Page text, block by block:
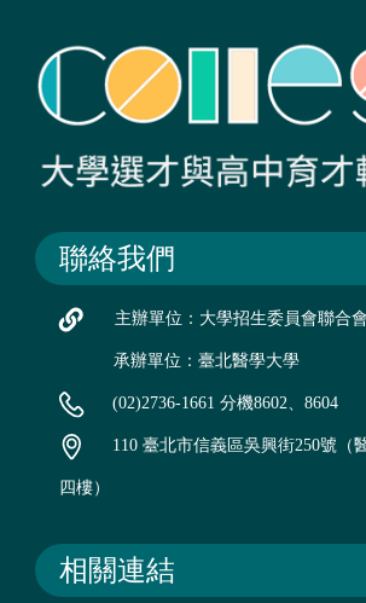
聯絡我們
主辦單位：大學招生委員會聯合會
承辦單位：臺北醫學大學
(02)2736-1661 分機8602、8604
110 臺北市信義區吳興街250號（
四樓）
相關連結